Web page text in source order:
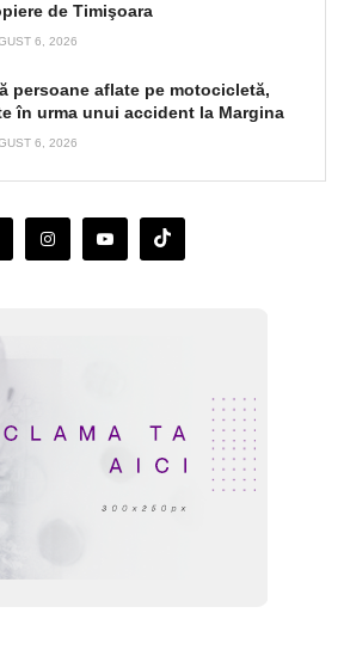
de Timişoara
6, 2026
persoane aflate pe motocicletă,
în urma unui accident la Margina
6, 2026